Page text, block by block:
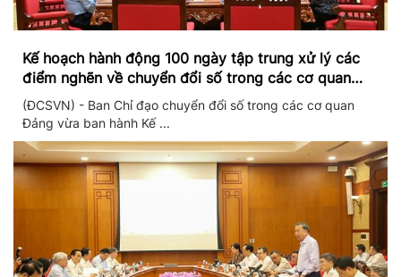
Kế hoạch hành động 100 ngày tập trung xử lý các
điểm nghẽn về chuyển đổi số trong các cơ quan
Đảng
(ĐCSVN) - Ban Chỉ đạo chuyển đổi số trong các cơ quan
Đảng vừa ban hành Kế ...